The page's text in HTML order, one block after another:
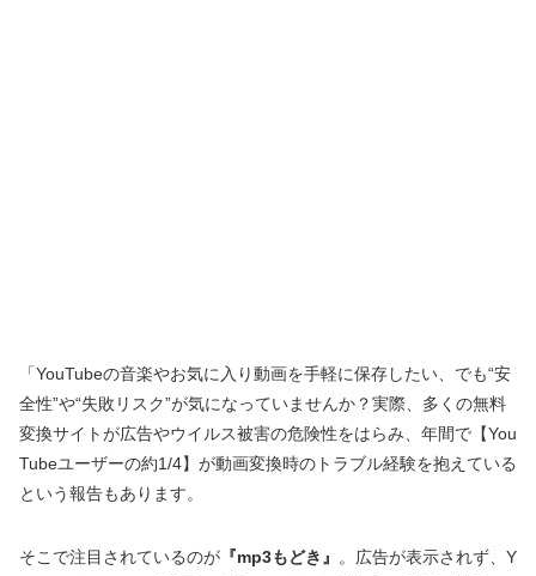
「YouTubeの音楽やお気に入り動画を手軽に保存したい、でも“安
全性”や“失敗リスク”が気になっていませんか？実際、多くの無料
変換サイトが広告やウイルス被害の危険性をはらみ、年間で【You
Tubeユーザーの約1/4】が動画変換時のトラブル経験を抱えている
という報告もあります。
そこで注目されているのが 『mp3もどき』
。広告が表示されず、Y